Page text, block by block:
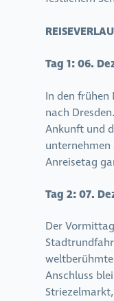
Tag 1:06.
In den frühen
nach
Ankunft und
unternehmen
Anreisetag
Tag 2:07.
Der
weltberühmte
Anschluss